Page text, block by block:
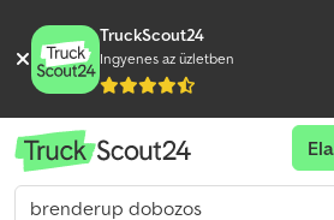
TruckScout24
Ingyenes az üzletben